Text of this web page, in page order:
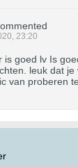
23:20
is goed lv Is
leuk dat je
van proberen